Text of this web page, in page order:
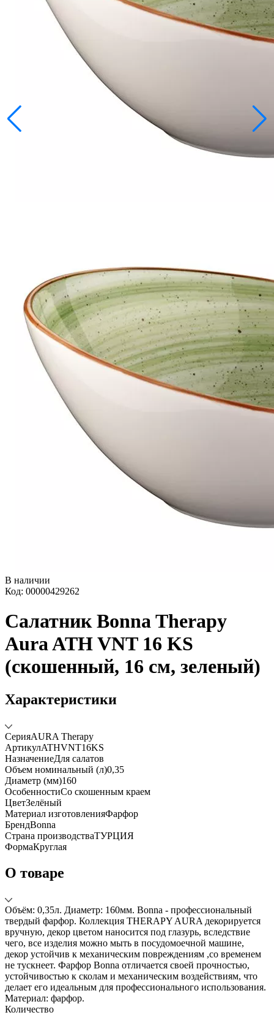
В наличии
Код: 00000429262
Салатник Bonna Therapy
Aura ATH VNT 16 KS
(скошенный, 16 см, зеленый)
Характеристики
СерияAURA Therapy
АртикулATHVNT16KS
НазначениеДля салатов
Объем номинальный (л)0,35
Диаметр (мм)160
ОсобенностиСо скошенным краем
ЦветЗелёный
Материал изготовленияФарфор
БрендBonna
Страна производстваТУРЦИЯ
ФормаКруглая
О товаре
Объём: 0,35л. Диаметр: 160мм. Bonna - профессиональный
твердый фарфор. Коллекция THERAPY AURA декорируется
вручную, декор цветом наносится под глазурь, вследствие
чего, все изделия можно мыть в посудомоечной машине,
декор устойчив к механическим повреждениям ,со временем
не тускнеет. Фарфор Bonna отличается своей прочностью,
устойчивостью к сколам и механическим воздействиям, что
делает его идеальным для профессионального использования.
Материал: фарфор.
Количество